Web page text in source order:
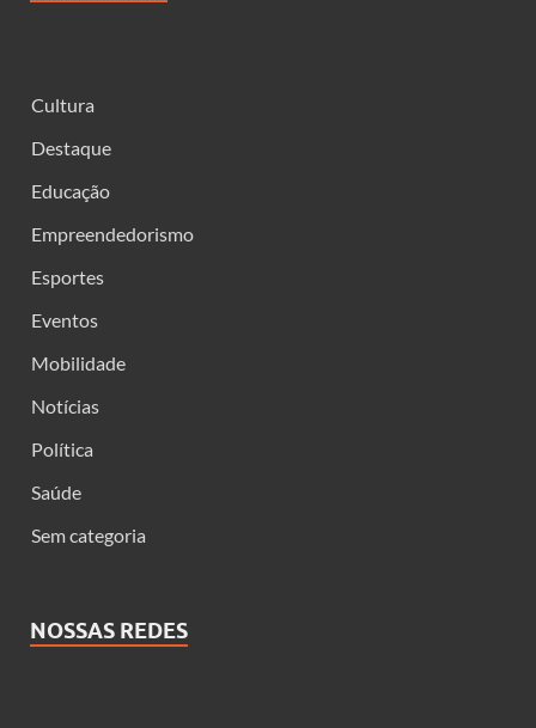
Cultura
Destaque
Educação
Empreendedorismo
Esportes
Eventos
Mobilidade
Notícias
Política
Saúde
Sem categoria
NOSSAS REDES